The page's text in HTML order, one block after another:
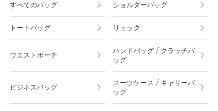
すべてのバッグ ショルダーバッグ
トートバッグ リュック
ウエストポーチ
ハンドバッグ / クラッチバ
ッグ
ビジネスバッグ
スーツケース / キャリーバ
ッグ